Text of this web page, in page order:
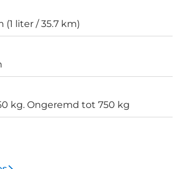
(1 liter / 35.7 km)
kg. Ongeremd tot 750 kg